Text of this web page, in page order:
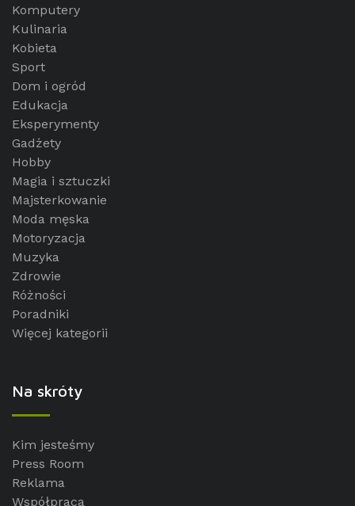
Komputery
Kulinaria
Kobieta
Sport
Dom i ogród
Edukacja
Eksperymenty
Gadżety
Hobby
Magia i sztuczki
Majsterkowanie
Moda męska
Motoryzacja
Muzyka
Zdrowie
Różności
Poradniki
Więcej kategorii
Na skróty
Kim jesteśmy
Press Room
Reklama
Współpraca